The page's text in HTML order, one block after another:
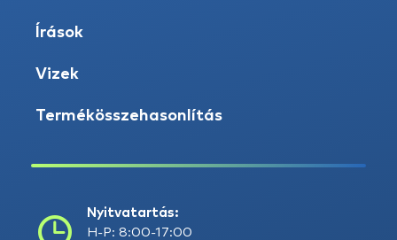
Írások
Vizek
Termékösszehasonlítás
Nyitvatartás:
H-P: 8:00-17:00